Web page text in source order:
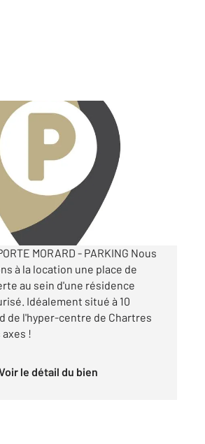
comprises
MORARD - PARKING Nous
à la location une place de
au sein d'une résidence
Idéalement situé à 10
de l'hyper-centre de Chartres
!
Voir le détail du bien